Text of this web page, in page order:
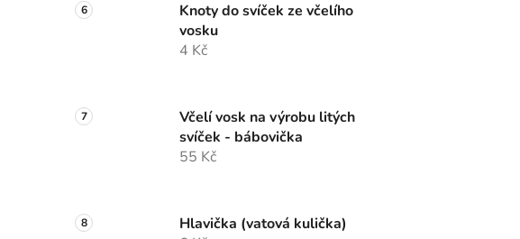
Knoty do svíček ze včelího
vosku
4 Kč
Včelí vosk na výrobu litých
svíček - bábovička
55 Kč
Hlavička (vatová kulička)